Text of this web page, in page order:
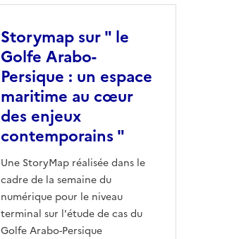
Storymap sur " le
Golfe Arabo-
Persique : un espace
maritime au cœur
des enjeux
contemporains "
Une StoryMap réalisée dans le
cadre de la semaine du
numérique pour le niveau
terminal sur l'étude de cas du
Golfe Arabo-Persique